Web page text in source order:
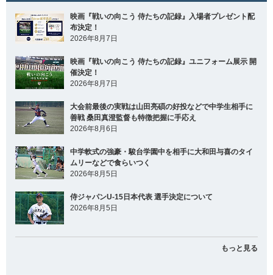
映画『戦いの向こう 侍たちの記録』入場者プレゼント配
布決定！
2026年8月7日
映画『戦いの向こう 侍たちの記録』ユニフォーム展示 開
催決定！
2026年8月7日
大会前最後の実戦は山田亮碩の好投などで中学生相手に
善戦 桑田真澄監督も特徴把握に手応え
2026年8月6日
中学軟式の強豪・駿台学園中を相手に大和田与喜のタイ
ムリーなどで食らいつく
2026年8月5日
侍ジャパンU-15日本代表 選手決定について
2026年8月5日
もっと見る